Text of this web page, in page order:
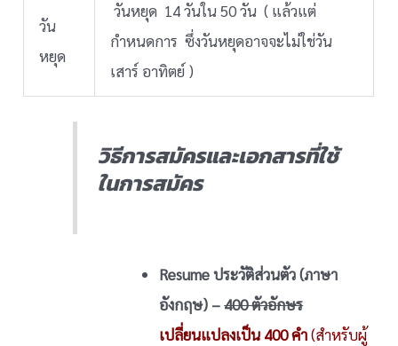
วัน
หยุด
วันหยุด 14 วันใน 50 วัน ( แล้วแต่
กำหนดการ ซึ่งวันหยุดอาจจะไม่ใช่วัน
เสาร์ อาทิตย์ )
วิธีการสมัครและเอกสารที่ใช้
ในการสมัคร
Resume ประวัติส่วนตัว (ภาษา
อังกฤษ) –400 ตัวอักษร
เปลี่ยนแปลงเป็น 400 คำ(สำหรับผู้